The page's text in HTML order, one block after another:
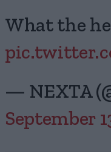
What the
— NEXTA
September